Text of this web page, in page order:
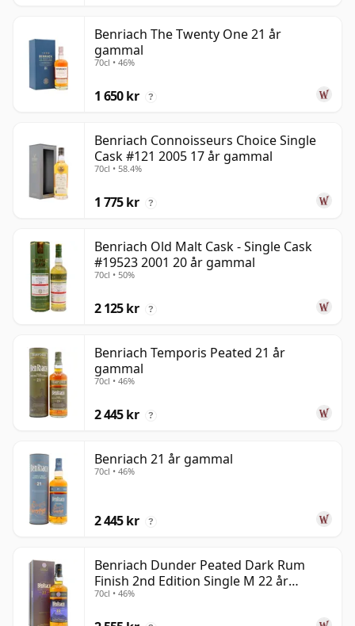
Benriach The Twenty One 21 år
gammal
70cl • 46%
1 650 kr ?
Benriach Connoisseurs Choice Single
Cask #121 2005 17 år gammal
70cl • 58.4%
1 775 kr ?
Benriach Old Malt Cask - Single Cask
#19523 2001 20 år gammal
70cl • 50%
2 125 kr ?
Benriach Temporis Peated 21 år
gammal
70cl • 46%
2 445 kr ?
Benriach 21 år gammal
70cl • 46%
2 445 kr ?
Benriach Dunder Peated Dark Rum
Finish 2nd Edition Single M 22 år
gammal
70cl • 46%